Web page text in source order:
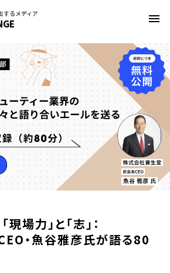
するメディア menu
場力」と「志」：
・魚谷雅彦氏が語る80